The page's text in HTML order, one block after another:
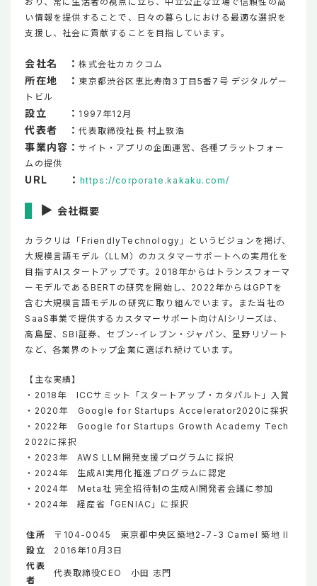
い情報を提供することで、日々の暮らしにおける最適な選択を
支援し、社会に貢献することを目指しています。
会社名 ：株式会社カカクコム
所在地 ： 東京都渋谷区恵比寿南3丁目5番7号 デジタルゲー
トビル
設立 ： 1997年12月
代表者 ：代表取締役社長 村上敦浩
事業内容：サイト・アプリの企画運営、各種プラットフォー
ムの提供
URL ： https://corporate.kakaku.com/
▶会社概要
カラクリは「FriendlyTechnology」というビジョンを掲げ、
大規模言語モデル（LLM）のカスタマーサポートへの実用化を
目指すAIスタートアップです。2018年からはトランスフォーマ
ーモデルであるBERTの研究を開始し、2022年からはGPTを
含む大規模言語モデルの研究に取り組んでいます。また当社の
SaaS事業で提供するカスタマーサポート向けAIシリーズは、
高島屋、SBI証券、セブン-イレブン・ジャパン、星野リゾート
など、各業界のトップ企業に選ばれ続けています。
【主な実績】
・2018年 ICCサミット「スタートアップ・カタパルト」入賞
・2020年 Google for Startups Accelerator2020に採択
・2022年 Google for Startups Growth Academy Tech
2022に採択
・2023年 AWS LLM開発支援プログラムに採択
・2024年 生成AI実用化推進プログラムに認定
・2024年 Meta社 完全招待制の生成AI開発者会議に参加
・2024年 経産省「GENIAC」に採択
住所
〒104-0045 東京都中央区築地2-7-3 Camel 築地 II
設立
2016年10月3日
代表
者
代表取締役CEO 小田 志門